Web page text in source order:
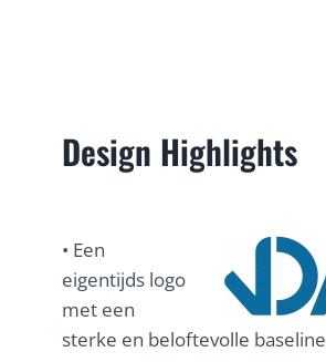
Design Highlights
• Een
eigentijds logo
met een
sterke en beloftevolle baseline